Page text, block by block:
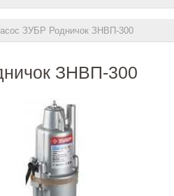
ЗУБР Родничок ЗНВП-300
ЗНВП-300